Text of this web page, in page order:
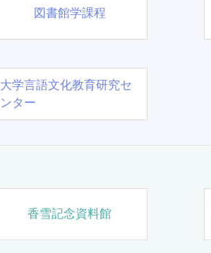
図書館学課程
大学言語文化教育研究セ
ンター
香雪記念資料館